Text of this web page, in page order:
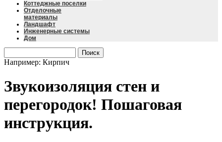
Коттеджные поселки
Отделочные
материалы
Ландшафт
Инженерные системы
Дом
Например: Кирпич
Звукоизоляция стен и
перегородок! Пошаговая
инструкция.